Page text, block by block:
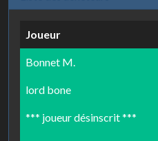
Joueur
Bonnet M.
lord bone
*** joueur désinscrit ***